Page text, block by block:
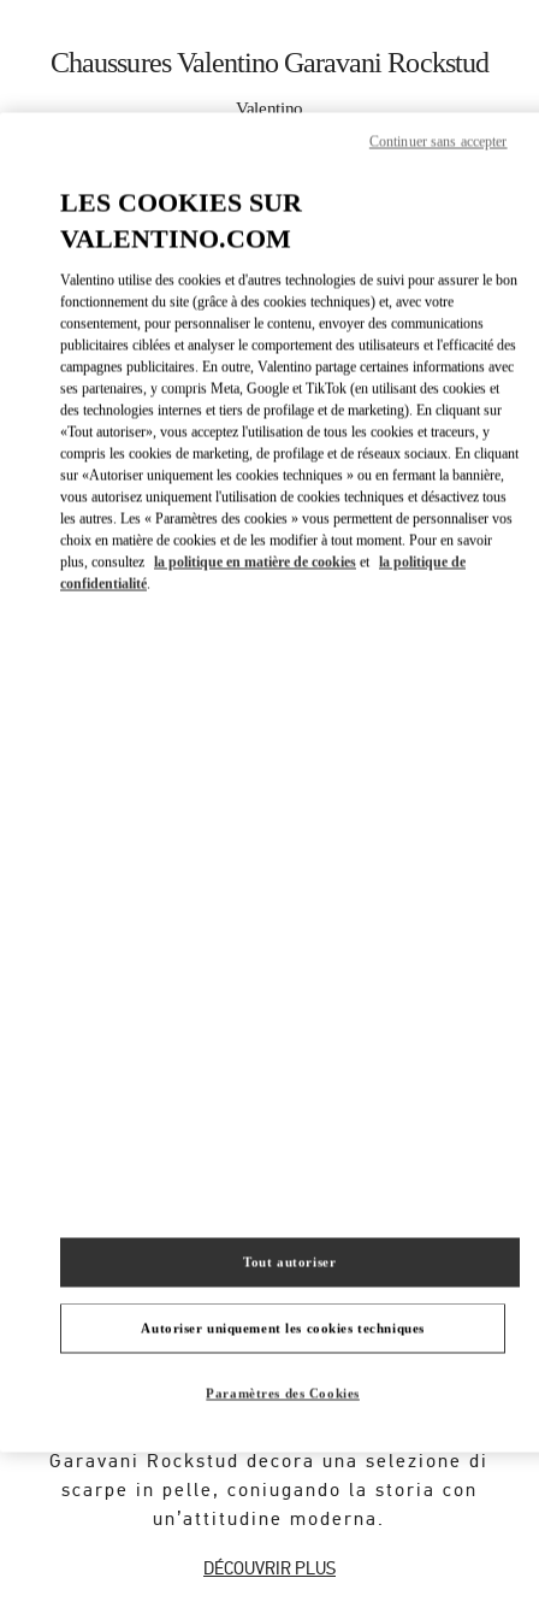
Chaussures Valentino Garavani Rockstud
Valentino
APPELLE MAINTENANT
OBTENIR DES DIRECTIONSLINK
Link Opens in New Tab
À PROPOS DE LA BOUTIQUE
Un iconico codice della Maison ripreso
Garavani Rockstud decora una selezione di
scarpe in pelle, coniugando la storia con
un’attitudine moderna.
DÉCOUVRIR PLUS
LES COOKIES SUR
VALENTINO.COM
Valentino utilise des cookies et d'autres technologies de suivi pour assurer le bon
fonctionnement du site (grâce à des cookies techniques) et, avec votre
consentement, pour personnaliser le contenu, envoyer des communications
publicitaires ciblées et analyser le comportement des utilisateurs et l'efficacité des
campagnes publicitaires. En outre, Valentino partage certaines informations avec
ses partenaires, y compris Meta, Google et TikTok (en utilisant des cookies et
des technologies internes et tiers de profilage et de marketing). En cliquant sur
«Tout autoriser», vous acceptez l'utilisation de tous les cookies et traceurs, y
compris les cookies de marketing, de profilage et de réseaux sociaux. En cliquant
sur «Autoriser uniquement les cookies techniques » ou en fermant la bannière,
vous autorisez uniquement l'utilisation de cookies techniques et désactivez tous
les autres. Les « Paramètres des cookies » vous permettent de personnaliser vos
choix en matière de cookies et de les modifier à tout moment. Pour en savoir
plus, consultez la politique en matière de cookies et la politique de
confidentialité.
Autoriser uniquement les cookies techniques
Tout autoriser
Paramètres des Cookies
Continuer sans accepter